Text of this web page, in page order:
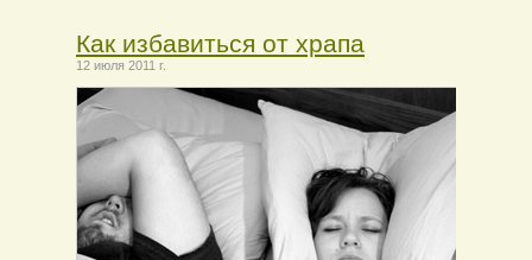
Как избавиться от храпа
12 июля 2011 г.